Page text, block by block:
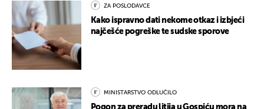
ZA POSLODAVCE
Kako ispravno dati nekome otkaz i izbjeći
najčešće pogreške te sudske sporove
MINISTARSTVO ODLUČILO
Pogon za preradu litija u Gospiću mora na